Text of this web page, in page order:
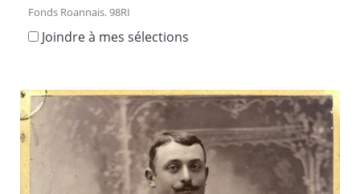
Fonds Roannais. 98RI
Joindre à mes sélections